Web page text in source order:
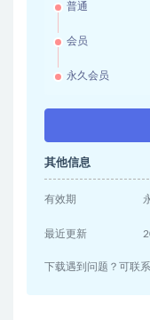
普通
会员
永久会员
其他信息
有效期
最近更新
下载遇到问题？可联